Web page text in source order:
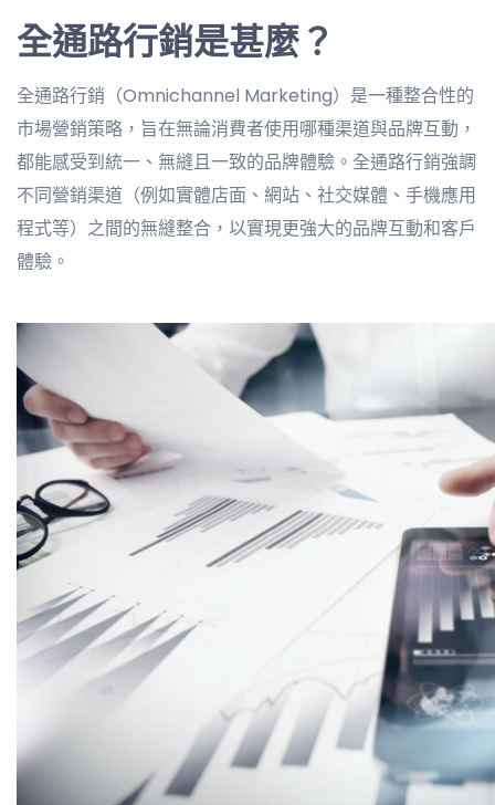
全通路行銷是甚麼？
全通路行銷（Omnichannel Marketing）是一種整合性的
市場營銷策略，旨在無論消費者使用哪種渠道與品牌互動，
都能感受到統一、無縫且一致的品牌體驗。全通路行銷強調
不同營銷渠道（例如實體店面、網站、社交媒體、手機應用
程式等）之間的無縫整合，以實現更強大的品牌互動和客戶
體驗。